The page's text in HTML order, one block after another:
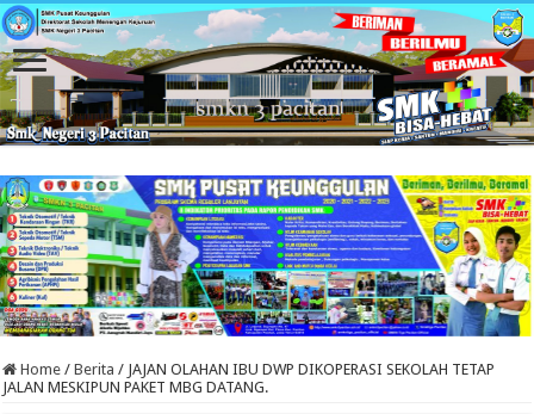
Home / Berita / JAJAN OLAHAN IBU DWP DIKOPERASI SEKOLAH TETAP
JALAN MESKIPUN PAKET MBG DATANG.